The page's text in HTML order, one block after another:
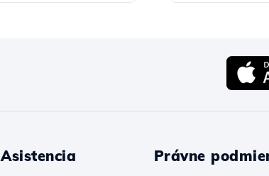
Asistencia Právne